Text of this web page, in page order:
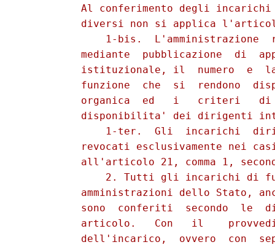
Al conferimento degli
diversi non si applica
1-bis.  L'amministrazione
mediante  pubblicazione  di
istituzionale, il  numero  e
funzione  che  si  rendono
organica  ed   i   criteri
disponibilita' dei dirigenti
1-ter.  Gli  incarichi
revocati esclusivamente nei
all'articolo 21, comma 1,
2. Tutti gli incarichi di
amministrazioni dello Stato,
sono  conferiti  secondo  le
articolo.   Con   il
dell'incarico,  ovvero  con